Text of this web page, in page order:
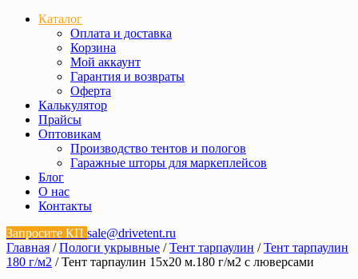
Каталог
Оплата и доставка
Корзина
Мой аккаунт
Гарантия и возвраты
Оферта
Калькулятор
Прайсы
Оптовикам
Производство тентов и пологов
Гаражные шторы для маркеплейсов
Блог
О нас
Контакты
Запросите КП sale@drivetent.ru
Главная /Пологи укрывные /Тент тарпаулин /Тент тарпаулин
180 г/м2 / Тент тарпаулин 15х20 м.180 г/м2 с люверсами